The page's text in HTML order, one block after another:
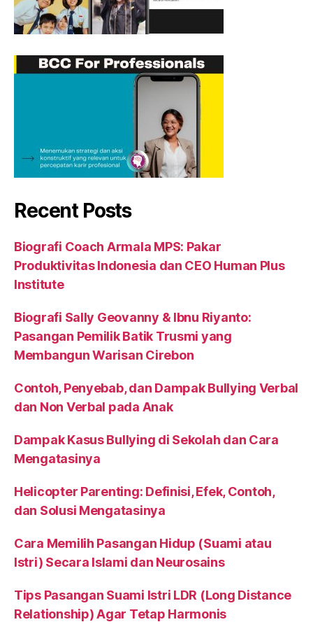
Recent Posts
Biografi Coach Armala MPS: Pakar
Produktivitas Indonesia dan CEO Human Plus
Institute
Biografi Sally Geovanny & Ibnu Riyanto:
Pasangan Pemilik Batik Trusmi yang
Membangun Warisan Cirebon
Contoh, Penyebab, dan Dampak Bullying Verbal
dan Non Verbal pada Anak
Dampak Kasus Bullying di Sekolah dan Cara
Mengatasinya
Helicopter Parenting: Definisi, Efek, Contoh,
dan Solusi Mengatasinya
Cara Memilih Pasangan Hidup (Suami atau
Istri) Secara Islami dan Neurosains
Tips Pasangan Suami Istri LDR (Long Distance
Relationship) Agar Tetap Harmonis